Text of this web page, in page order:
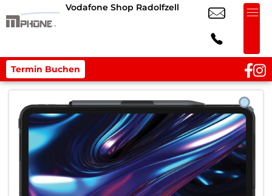
Vodafone Shop Radolfzell
Termin Buchen